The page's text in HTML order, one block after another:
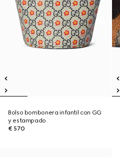
Bolso bombonera infantil con GG
y estampado
€ 570